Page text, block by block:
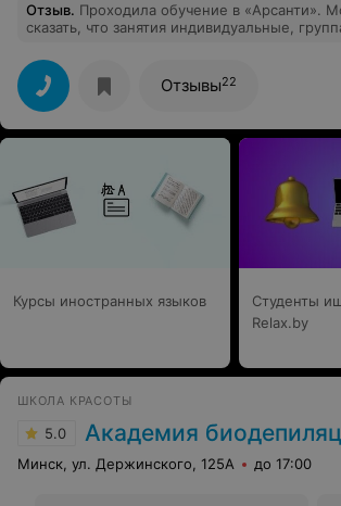
Отзыв. Проходила обучение в «Арсанти».
сказать, что занятия индивидуальные,
внимания. Большая часть курсов -
занятия. Сание - внимательный,
профессионал. Мне кажется, у нее и папа
привыкший работать топором, научился бы
ювелирному делу. Так что можете смело
за знаниями и умениями в «Арсанти»!
Отзывы22
Курсы иностранных языков
Студенты
Relax.by
ШКОЛА КРАСОТЫ
5.0 Академия
Минск, ул. Держинского, 125А до 17:00